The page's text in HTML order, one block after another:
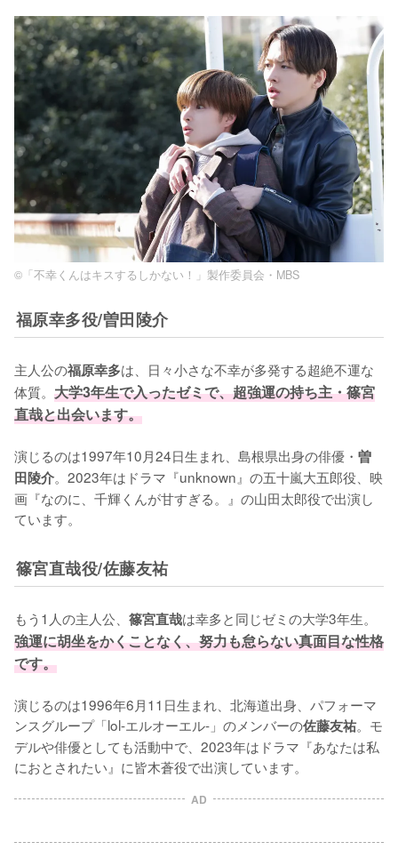
©「不幸くんはキスするしかない！」製作委員会・MBS
福原幸多役/曽田陵介
主人公の福原幸多は、日々小さな不幸が多発する超絶不運な
体質。 大学3年生で入ったゼミで、超強運の持ち主・篠宮
直哉と出会います。
演じるのは1997年10月24日生まれ、島根県出身の俳優・ 曽
田陵介。2023年はドラマ『unknown』の五十嵐大五郎役、映
画『なのに、千輝くんが甘すぎる。』の山田太郎役で出演し
ています。
篠宮直哉役/佐藤友祐
もう1人の主人公、 篠宮直哉は幸多と同じゼミの大学3年生。
強運に胡坐をかくことなく、努力も怠らない真面目な性格
です。
演じるのは1996年6月11日生まれ、北海道出身、パフォーマ
ンスグループ「lol-エルオーエル-」のメンバーの佐藤友祐。モ
デルや俳優としても活動中で、2023年はドラマ『あなたは私
におとされたい』に皆木蒼役で出演しています。
AD